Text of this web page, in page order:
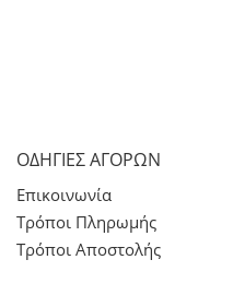
ΟΔΗΓΙΕΣ ΑΓΟΡΩΝ
Επικοινωνία
Τρόποι Πληρωμής
Τρόποι Αποστολής